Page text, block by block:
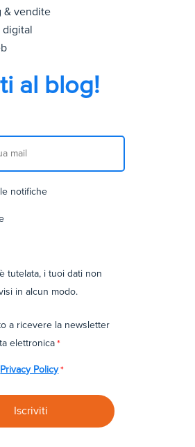
vendite
al blog!
notifiche
tutelata, i tuoi dati non
in alcun modo.
a ricevere la newsletter
elettronica*
Privacy Policy*